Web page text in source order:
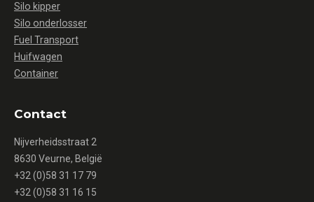
Silo kipper
Silo onderlosser
Fuel Transport
Huifwagen
Container
Contact
Nijverheidsstraat 2
8630 Veurne, België
+32 (0)58 31 17 79
+32 (0)58 31 16 15